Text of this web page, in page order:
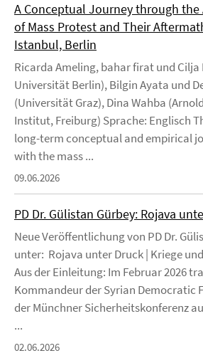
A Conceptual Journey through the
of Mass Protest and Their
Istanbul, Berlin
Ricarda Ameling, bahar firat und Cilja
Universität Berlin), Bilgin Ayata und
(Universität Graz), Dina Wahba
Institut, Freiburg) Sprache: Englisch
long-term conceptual and empirical
with the mass ...
09.06.2026
PD Dr. Gülistan Gürbey: Rojava
Neue Veröffentlichung von PD Dr.
unter: Rojava unter Druck | Kriege
Aus der Einleitung: Im Februar 2026
Kommandeur der Syrian Democratic
der Münchner Sicherheitskonferenz
...
02.06.2026